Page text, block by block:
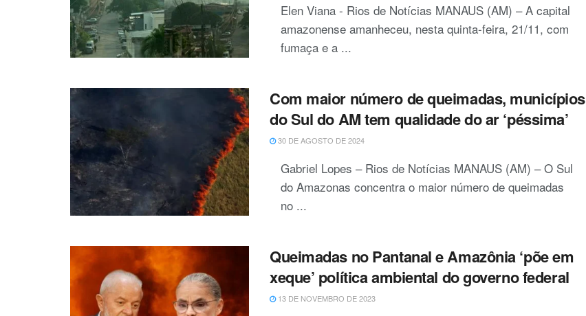
Elen Viana - Rios de Notícias MANAUS (AM) – A capital
amazonense amanheceu, nesta quinta-feira, 21/11, com
fumaça e a ...
Com maior número de queimadas, municípios
do Sul do AM tem qualidade do ar ‘péssima’
30 DE AGOSTO DE 2024
Gabriel Lopes – Rios de Notícias MANAUS (AM) – O Sul
do Amazonas concentra o maior número de queimadas
no ...
Queimadas no Pantanal e Amazônia ‘põe em
xeque’ política ambiental do governo federal
13 DE NOVEMBRO DE 2023